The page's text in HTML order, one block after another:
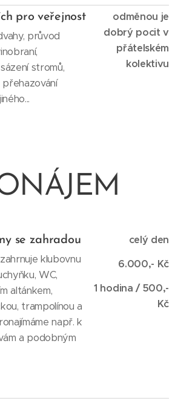
pro veřejnost
průvod
stromů,
odměnou je
dobrý pocit v
přátelském
kolektivu
se zahradou
klubovnu
WC,
altánkem,
trampolínou a
např. k
a podobným
celý den
6.000,- Kč
1 hodina / 500,-
Kč